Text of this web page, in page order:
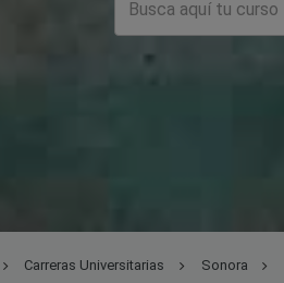
Carreras Universitarias Sonora